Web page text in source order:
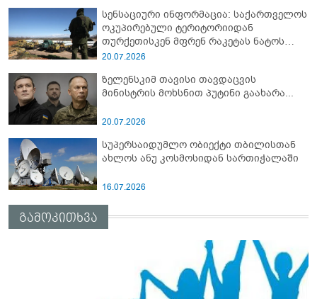
სენსაციური ინფორმაცია: საქართველოს
ოკუპირებული ტერიტორიიდან
თურქეთისკენ მფრენ რაკეტას ნატოს
სამიტი კინაღამ ჩაუშლია
20.07.2026
ზელენსკიმ თავისი თავდაცვის
მინისტრის მოხსნით პუტინი გაახარა...
20.07.2026
სუპერსაიდუმლო ობიექტი თბილისთან
ახლოს ანუ კოსმოსიდან სართიჭალაში
16.07.2026
გამოკითხვა